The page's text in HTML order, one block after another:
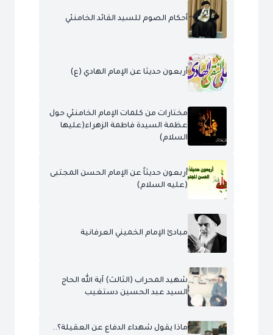
أحكام الصوم للسيد القائد الخامنئي
أربعون حديثا عن الإمام الهادي (ع)
مختارات من كلمات الإمام الخامنئي حول
عظمة السيدة فاطمة الزهراء(عليها
السلام)
أربعون حديثاً عن الإمام الحسن المجتبى
(عليه السلام)
مبادئ الإمام الخميني العرفانية
شهيد المحراب (الثالث) آية الله الحاج
السيد عبد الحسين دستغيب
ماذا يقول شهداء الدفاع عن العقيلة؟..